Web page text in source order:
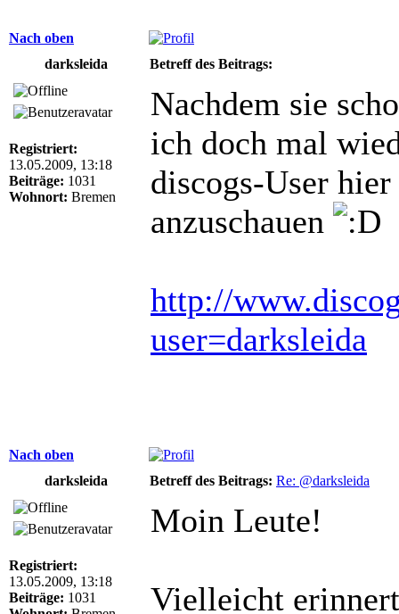
Nach oben
darksleida
Betreff des Beitrags:
Registriert:
13.05.2009, 13:18
Beiträge: 1031
Wohnort: Bremen
Nachdem sie
ich doch mal
discogs-User
anzuschauen
http://
user=darksleida
Nach oben
darksleida
Betreff des Beitrags: Re: @darksleida
Registriert:
13.05.2009, 13:18
Beiträge: 1031
Moin Leute!
Vielleicht